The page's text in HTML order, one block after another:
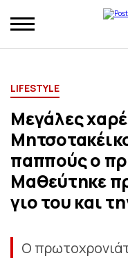
LIFESTYLE
Μεγάλες
παππούς ο
Μαθεύτηκε
γιο του και
Ο